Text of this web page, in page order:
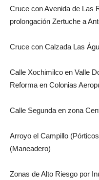
Cruce con Avenida de Las
prolongación Zertuche a
Cruce con Calzada Las
Calle Xochimilco en Valle
Reforma en Colonias
Calle Segunda en zona
Arroyo el Campillo
(Maneadero)
Zonas de Alto Riesgo por